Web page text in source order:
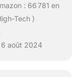
: 66 781 en
Tech )
6 août 2024